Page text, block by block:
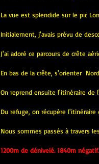
La vue est splendide sur le pic
Initialement, j'avais prévu de
J'ai adoré ce parcours de crête
En bas de la crête, s'orienter
On reprend ensuite l'itinéraire de
Du refuge, on récupère
Nous sommes passés à travers
1200m de dénivelé. 1840m